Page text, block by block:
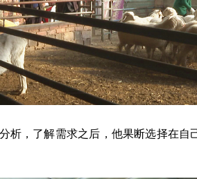
，了解需求之后，他果断选择在